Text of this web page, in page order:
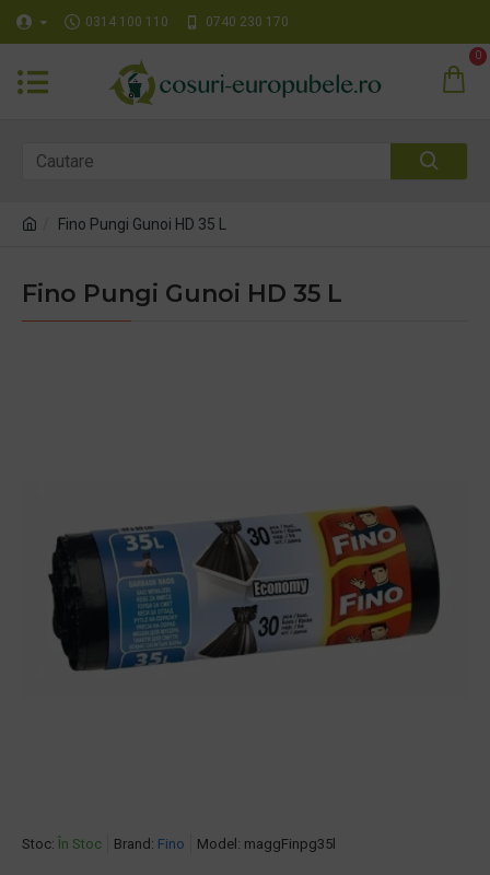
0314 100 110 0740 230 170
0
Fino Pungi Gunoi HD 35 L
Fino Pungi Gunoi HD 35 L
Stoc: În Stoc Brand: Fino Model: maggFinpg35l